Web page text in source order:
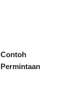
Contoh
Permintaan